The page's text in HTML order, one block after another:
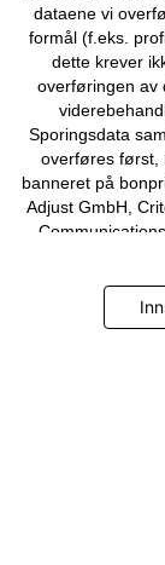
dataene vi
formål (f.eks.
dette krever
overføringen av
Sporingsdata
overføres først,
banneret på
Adjust GmbH,